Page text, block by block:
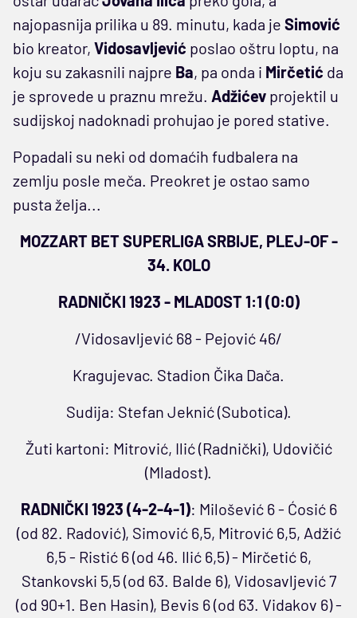
najopasnija prilika u 89. minutu, kada je Simović
bio kreator, Vidosavljević poslao oštru loptu, na
koju su zakasnili najpre Ba, pa onda i Mirčetić da
je sprovede u praznu mrežu. Adžićev projektil u
sudijskoj nadoknadi prohujao je pored stative.
Popadali su neki od domaćih fudbalera na
zemlju posle meča. Preokret je ostao samo
pusta želja...
MOZZART BET SUPERLIGA SRBIJE, PLEJ-OF -
34. KOLO
RADNIČKI 1923 - MLADOST 1:1 (0:0)
/Vidosavljević 68 - Pejović 46/
Kragujevac. Stadion Čika Dača.
Sudija: Stefan Jeknić (Subotica).
Žuti kartoni: Mitrović, Ilić (Radnički), Udovičić
(Mladost).
RADNIČKI 1923 (4-2-4-1): Milošević 6 - Ćosić 6
(od 82. Radović), Simović 6,5, Mitrović 6,5, Adžić
6,5 - Ristić 6 (od 46. Ilić 6,5) - Mirčetić 6,
Stankovski 5,5 (od 63. Balde 6), Vidosavljević 7
(od 90+1. Ben Hasin), Bevis 6 (od 63. Vidakov 6) -